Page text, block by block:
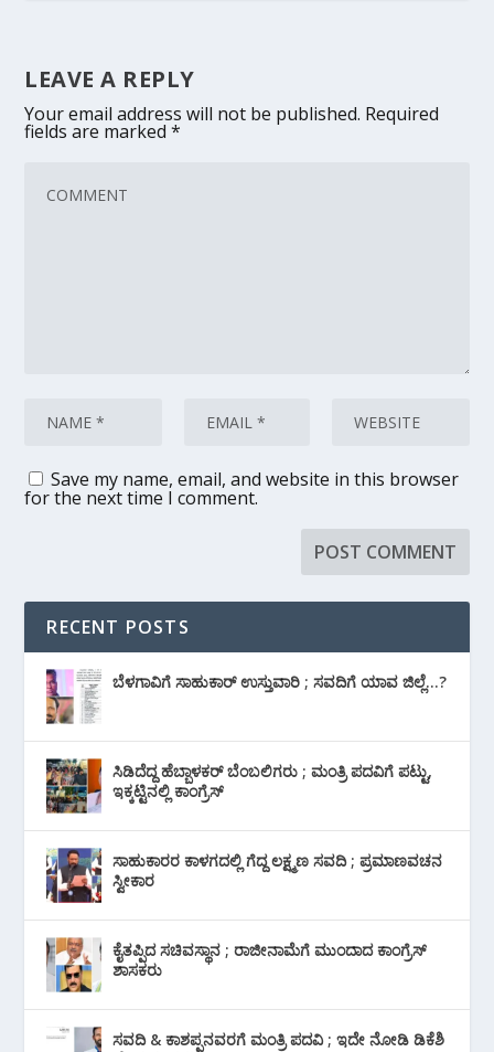
LEAVE A REPLY
Your email address will not be published. Required
fields are marked*
Save my name, email, and website in this browser
for the next time I comment.
RECENT POSTS
ಬೆಳಗಾವಿಗೆ ಸಾಹುಕಾರ್ ಉಸ್ತುವಾರಿ ; ಸವದಿಗೆ ಯಾವ ಜಿಲ್ಲೆ…?
ಸಿಡಿದೆದ್ದ ಹೆಬ್ಬಾಳಕರ್ ಬೆಂಬಲಿಗರು ; ಮಂತ್ರಿ ಪದವಿಗೆ ‌ಪಟ್ಟು,
ಇಕ್ಕಟ್ಟಿನಲ್ಲಿ ಕಾಂಗ್ರೆಸ್
ಸಾಹುಕಾರರ ಕಾಳಗದಲ್ಲಿ ಗೆದ್ದ ಲಕ್ಷ್ಮಣ ಸವದಿ ; ಪ್ರಮಾಣವಚನ
ಸ್ವೀಕಾರ
ಕೈತಪ್ಪಿದ ಸಚಿವಸ್ಥಾನ ; ರಾಜೀನಾಮೆಗೆ ಮುಂದಾದ ಕಾಂಗ್ರೆಸ್
‌ಶಾಸಕರು
ಸವದಿ & ಕಾಶಪ್ಪನವರಗೆ ಮಂತ್ರಿ ಪದವಿ ; ಇದೇ ನೋಡಿ‌ ಡಿಕೆಶಿ